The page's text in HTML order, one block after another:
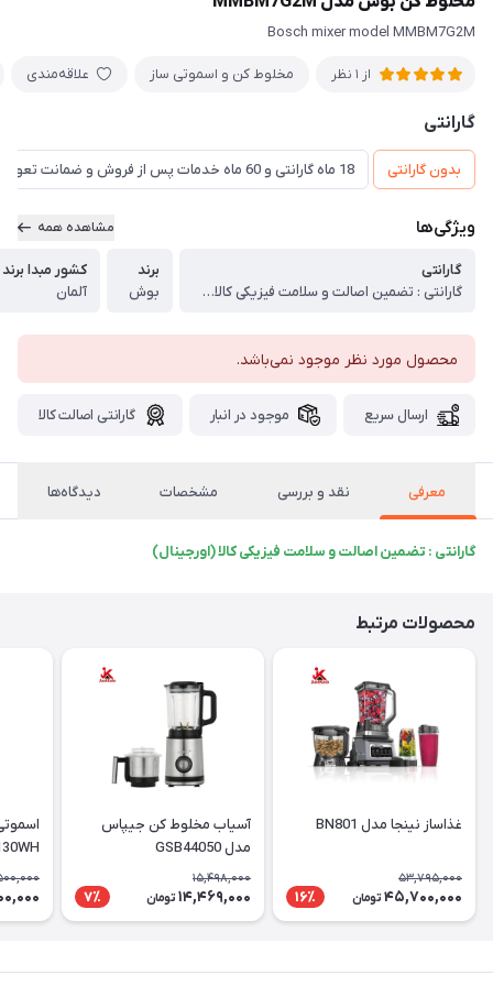
Bosch mixer model MMBM7G2M
از 1 نظر مخلوط کن و اسموتی ساز علاقه‌مندی
گارانتی
بدون گارانتی 18 ماه گارانتی و 60 ماه خدمات پس از فروش و ضمانت تعویض
ویژگی‌ها مشاهده همه
گارانتی
گارانتی : تضمین اصالت و سلامت فیزیکی کالا (اورجینال)
برند
بوش
کشور مبدا برند
آلمان
محصول مورد نظر موجود نمی‌باشد.
ارسال سریع موجود در انبار گارانتی اصالت کالا
معرفی نقد و بررسی مشخصات دیدگاه‌ها
گارانتی : تضمین اصالت و سلامت فیزیکی کالا (اورجینال)
محصولات مرتبط
غذاساز نینجا مدل BN801
53,795,000
45,700,000 تومان 16٪
آسیاب مخلوط کن جیپاس
مدل GSB44050
15,498,000
14,469,000 تومان 7٪